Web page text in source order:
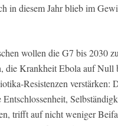
in diesem Jahr blieb im
wollen die G7 bis 2030
die Krankheit Ebola auf Null
Resistenzen verstärken:
Entschlossenheit,
trifft auf nicht weniger